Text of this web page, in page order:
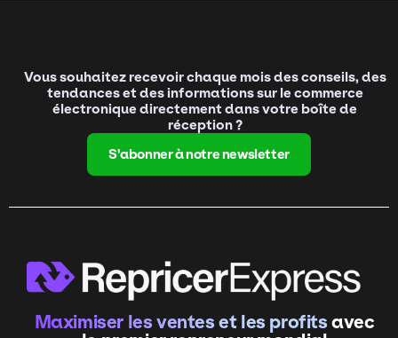
Vous souhaitez recevoir chaque mois des conseils, des
tendances et des informations sur le commerce
électronique directement dans votre boîte de
réception ?
S'abonner à notre newsletter
Maximiser les ventes et les profitsavec